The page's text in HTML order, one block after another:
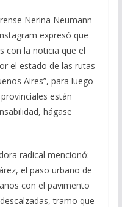
Nerina Neumann
expresó que
con la noticia que el
el estado de las rutas
Aires”, para luego
están
hágase
radical mencionó:
el paso urbano de
con el pavimento
tramo que